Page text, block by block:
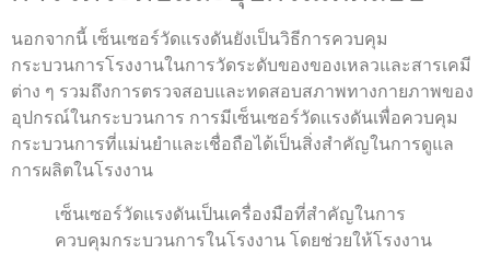
นอกจากนี้ เซ็นเซอร์วัดแรงดันยังเป็นวิธีการควบคุม
กระบวนการโรงงานในการวัดระดับของของเหลวและสารเคมี
ต่าง ๆ รวมถึงการตรวจสอบและทดสอบสภาพทางกายภาพของ
อุปกรณ์ในกระบวนการ การมีเซ็นเซอร์วัดแรงดันเพื่อควบคุม
กระบวนการที่แม่นยำและเชื่อถือได้เป็นสิ่งสำคัญในการดูแล
การผลิตในโรงงาน
เซ็นเซอร์วัดแรงดันเป็นเครื่องมือที่สำคัญในการ
ควบคุมกระบวนการในโรงงาน โดยช่วยให้โรงงาน